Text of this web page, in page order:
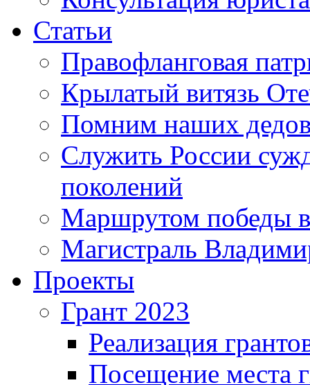
Статьи
Правофланговая
Крылатый витязь
Помним наших
Служить России
поколений
Маршрутом победы
Магистраль
Проекты
Грант 2023
Реализация
Посещение места